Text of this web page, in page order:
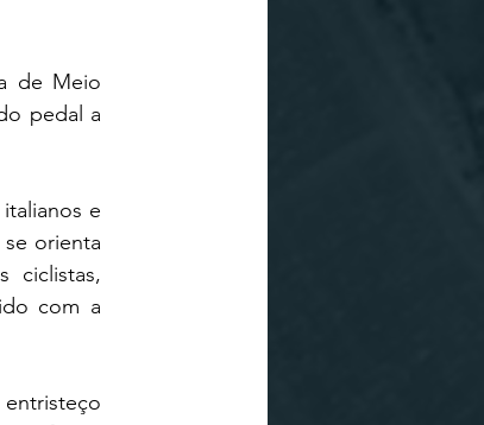
de Meio
pedal a
e
orienta
ciclistas,
com a